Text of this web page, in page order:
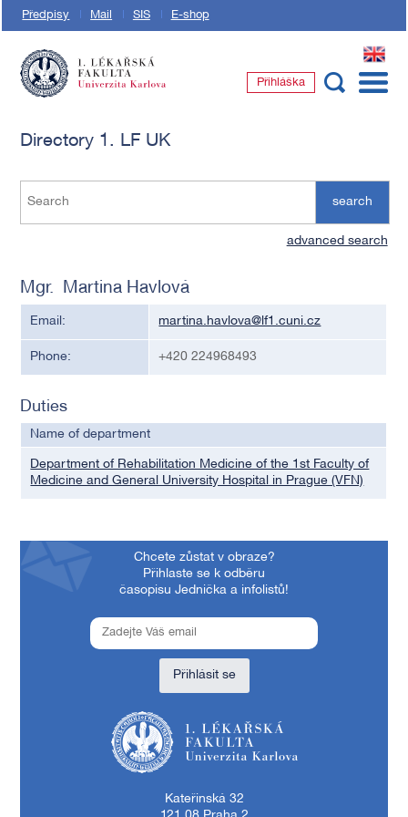
Předpisy Mail SIS E-shop
EN
Přihláška
Directory 1. LF UK
search
advanced search
Mgr. Martina Havlová
Email: martina.havlova@lf1.cuni.cz
Phone: +420 224968493
Duties
Name of department
Department of Rehabilitation Medicine of the 1st Faculty of
Medicine and General University Hospital in Prague (VFN)
Chcete zůstat v obraze?
Přihlaste se k odběru
časopisu Jednička a infolistů!
Přihlásit se
Kateřinská 32